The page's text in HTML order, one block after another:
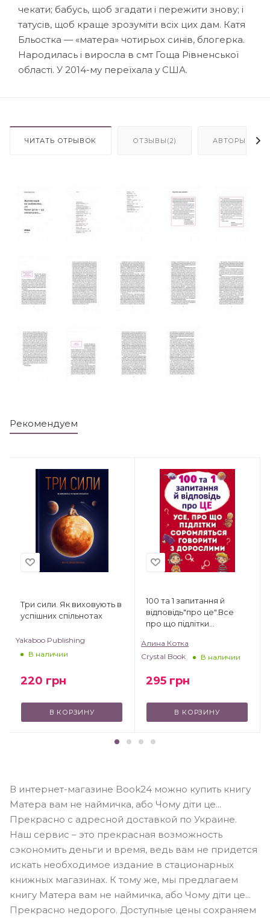
чекати; бабусь, щоб згадати і пережити знову; і
татусів, щоб краще зрозуміти всіх цих дам. Катя
Бльостка — «матера» чотирьох синів, блогерка.
Народилась і виросла в смт Гоща Рівненської
області. У 2014-му переїхала у США.
ЧИТАТЬ ОТРЫВОК ОТЗЫВЫ(2) АВТОРЫ
Рекомендуем
Три сили. Як виховують в
успішних спільнотах
Yakaboo Publishing
В наличии
220 грн
В КОРЗИНУ
100 та 1 запитання й
відповідь"про це".Все
про що підлітки
дорослими
Алина Котка
Crystal Book
В наличии
295 грн
В КОРЗИНУ
В интернет-магазине Book24 можно купить книгу
Матера вам не наймичка, або Чому діти це...
Прекрасно с адресной доставкой по Украине.
Наш сервис – это прекрасная возможность
сэкономить деньги и время, ведь вам не придется
искать необходимое издание в стационарных
книжных магазинах. К тому же, мы предлагаем
книгу Матера вам не наймичка, або Чому діти це...
Прекрасно недорого. Доступные цены сохраняем